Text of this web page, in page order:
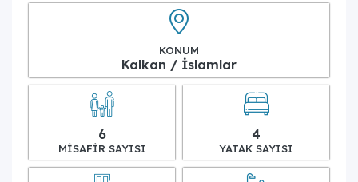
KONUM
Kalkan / İslamlar
6
MISAFIR SAYISI
4
YATAK SAYISI